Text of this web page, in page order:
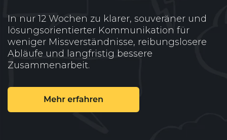
Die Ausbildung"Leadership 4.0 – ready to
lead?!"bringt deine Führungsskills in 12
Monaten auf das nächste Level – praxisnah,
wirksam und bis zu 100 % vom Staat
gefördert.